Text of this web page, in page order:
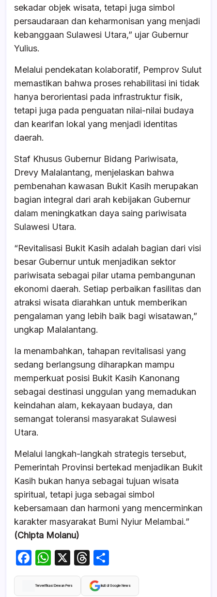
sekadar objek wisata, tetapi juga simbol
persaudaraan dan keharmonisan yang menjadi
kebanggaan Sulawesi Utara,” ujar Gubernur
Yulius.
Melalui pendekatan kolaboratif, Pemprov Sulut
memastikan bahwa proses rehabilitasi ini tidak
hanya berorientasi pada infrastruktur fisik,
tetapi juga pada penguatan nilai-nilai budaya
dan kearifan lokal yang menjadi identitas
daerah.
Staf Khusus Gubernur Bidang Pariwisata,
Drevy Malalantang, menjelaskan bahwa
pembenahan kawasan Bukit Kasih merupakan
bagian integral dari arah kebijakan Gubernur
dalam meningkatkan daya saing pariwisata
Sulawesi Utara.
“Revitalisasi Bukit Kasih adalah bagian dari visi
besar Gubernur untuk menjadikan sektor
pariwisata sebagai pilar utama pembangunan
ekonomi daerah. Setiap perbaikan fasilitas dan
atraksi wisata diarahkan untuk memberikan
pengalaman yang lebih baik bagi wisatawan,”
ungkap Malalantang.
Ia menambahkan, tahapan revitalisasi yang
sedang berlangsung diharapkan mampu
memperkuat posisi Bukit Kasih Kanonang
sebagai destinasi unggulan yang memadukan
keindahan alam, kekayaan budaya, dan
semangat toleransi masyarakat Sulawesi
Utara.
Melalui langkah-langkah strategis tersebut,
Pemerintah Provinsi bertekad menjadikan Bukit
Kasih bukan hanya sebagai tujuan wisata
spiritual, tetapi juga sebagai simbol
kebersamaan dan harmoni yang mencerminkan
karakter masyarakat Bumi Nyiur Melambai.”
(Chipta Molanu)
F
a
c
W
h
at
X
T
hr
e
h
ar
Terverifikasi Dewan Pers Ikuti di Google News